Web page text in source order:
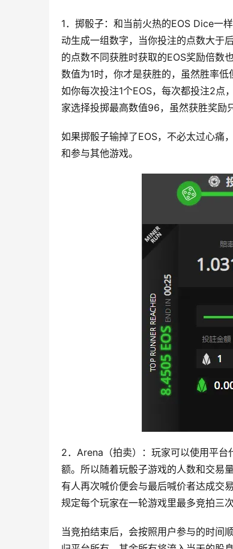
1．掷骰子：和当前火热的EOS Dice一
动生成一组数字，当你投注的点数大于
的点数不同获胜时获取的EOS奖励倍数
数值为1时，你才是获胜的，虽然胜率
如你每次投注1个EOS，每次都投注2点
家选择投掷最高数值96，虽然获胜奖励
如果掷骰子输掉了EOS，不必太过心痛
和参与其他游戏。
2．Arena（拍卖）：玩家可以使用平台
额。所以随着玩骰子游戏的人数和交易
有人再次喊价便会与最后喊价者达成交
规定每个玩家在一轮游戏里最多竞拍三次
当竞拍结束后，会按照用户参与的时间